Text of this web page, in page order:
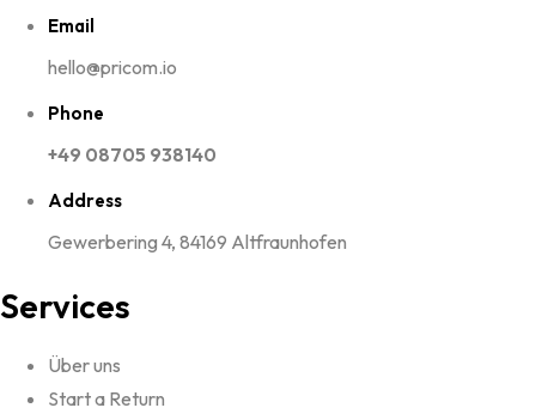
Email
hello@pricom.io
Phone
+49 08705 938140
Address
Gewerbering 4, 84169 Altfraunhofen
Services
Über uns
Start a Return